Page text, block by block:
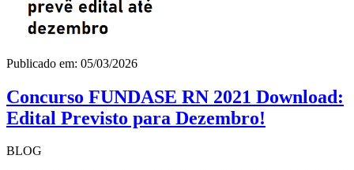
Publicado em: 05/03/2026
Concurso FUNDASE RN 2021 Download:
Edital Previsto para Dezembro!
BLOG